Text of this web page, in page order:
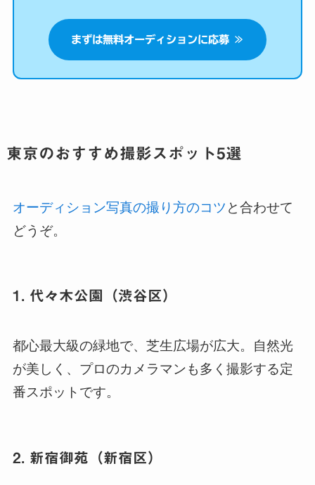
まずは無料オーディションに応募 ≫
東京のおすすめ撮影スポット5選
オーディション写真の撮り方のコツ と合わせて
どうぞ。
1. 代々木公園（渋谷区）
都心最大級の緑地で、芝生広場が広大。自然光
が美しく、プロのカメラマンも多く撮影する定
番スポットです。
2. 新宿御苑（新宿区）